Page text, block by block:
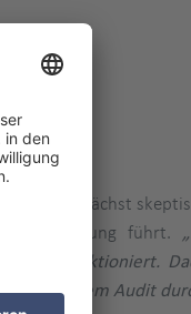
war zunächst
Erleichterung führt.
funktioniert.
bei einem Audit